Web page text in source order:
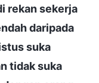
rekan sekerja
daripada
suka
tidak suka